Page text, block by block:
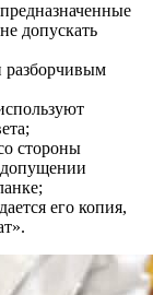
допускать
разборчивым
стороны
его копия,